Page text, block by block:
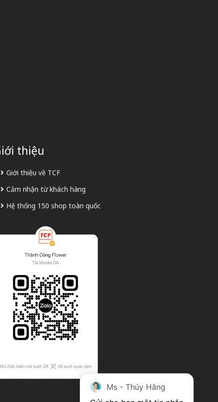
thiệu
Giới thiệu về TCF
Cảm nhận từ khách hàng
Hệ thống 150 shop toàn quốc
Ms - Thúy Hằng